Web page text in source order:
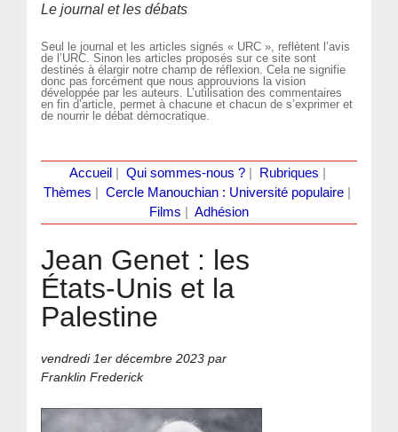
Le journal et les débats
Seul le journal et les articles signés « URC », reflètent l’avis
de l’URC. Sinon les articles proposés sur ce site sont
destinés à élargir notre champ de réflexion. Cela ne signifie
donc pas forcément que nous approuvions la vision
développée par les auteurs. L’utilisation des commentaires
en fin d’article, permet à chacune et chacun de s’exprimer et
de nourrir le débat démocratique.
Accueil Qui sommes-nous ?| Rubriques
Thèmes
Cercle Manouchian : Université populaire
Films
Adhésion
Jean Genet : les
États-Unis et la
Palestine
vendredi 1er décembre 2023 par
Franklin Frederick